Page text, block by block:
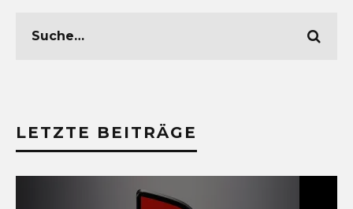
LETZTE BEITRÄGE